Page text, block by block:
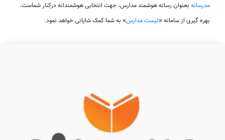
مدرسانه بعنوان رسانه هوشمند مدارس، جهت انتخابی هوشمندانه درکنار شماست.
بهره گیری از سامانه «لیست مدارس» به شما کمک شایانی خواهد نمود.